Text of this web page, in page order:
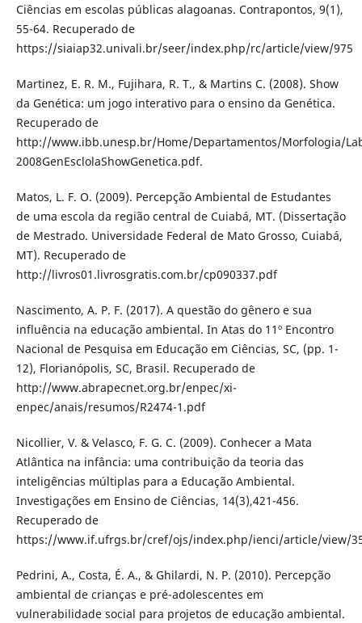
Ciências em escolas públicas alagoanas. Contrapontos, 9(1),
55-64. Recuperado de
https://siaiap32.univali.br/seer/index.php/rc/article/view/975
Martinez, E. R. M., Fujihara, R. T., & Martins C. (2008). Show
da Genética: um jogo interativo para o ensino da Genética.
Recuperado de
http://www.ibb.unesp.br/Home/Departamentos/Morfologia/
2008GenEsclolaShowGenetica.pdf.
Matos, L. F. O. (2009). Percepção Ambiental de Estudantes
de uma escola da região central de Cuiabá, MT. (Dissertação
de Mestrado. Universidade Federal de Mato Grosso, Cuiabá,
MT). Recuperado de
http://livros01.livrosgratis.com.br/cp090337.pdf
Nascimento, A. P. F. (2017). A questão do gênero e sua
influência na educação ambiental. In Atas do 11º Encontro
Nacional de Pesquisa em Educação em Ciências, SC, (pp. 1-
12), Florianópolis, SC, Brasil. Recuperado de
http://www.abrapecnet.org.br/enpec/xi-
enpec/anais/resumos/R2474-1.pdf
Nicollier, V. & Velasco, F. G. C. (2009). Conhecer a Mata
Atlântica na infância: uma contribuição da teoria das
inteligências múltiplas para a Educação Ambiental.
Investigações em Ensino de Ciências, 14(3),421-456.
Recuperado de
https://www.if.ufrgs.br/cref/ojs/index.php/ienci/article/view/
Pedrini, A., Costa, É. A., & Ghilardi, N. P. (2010). Percepção
ambiental de crianças e pré-adolescentes em
vulnerabilidade social para projetos de educação ambiental.